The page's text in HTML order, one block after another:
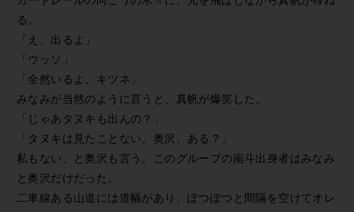
る。
「え、出るよ」
「ウッソ」
「全然いるよ、キツネ」
みなみが当然のように言うと、真帆が爆笑した。
「じゃあタヌキも出んの？」
「タヌキは見たことない。奥沢、ある？」
私もない、と奥沢も言う。このグループの南斗出身者はみなみ
と奥沢だけだった。
二車線ある山道には道幅があり、ぽつぽつと間隔を空けてオレ